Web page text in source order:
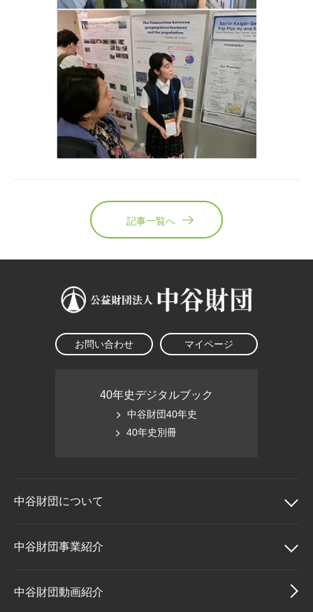
記事一覧へ
お問い合わせ マイページ
40年史デジタルブック
中谷財団40年史
40年史別冊
中谷財団について
中谷財団について
理事長挨拶
中谷財団事業紹介
中谷財団事業紹介
中谷財団動画紹介